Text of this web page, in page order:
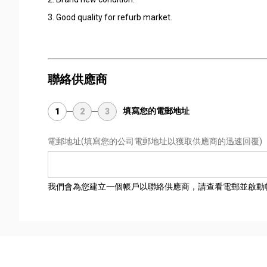
3. Good quality for refurb market.
聯絡供應商
1 2 3 填寫您的電郵地址
電郵地址(填寫您的公司電郵地址以獲取供應商的迅速回覆)
我們會為您建立一個帳戶以聯絡供應商，請查看電郵並啟動